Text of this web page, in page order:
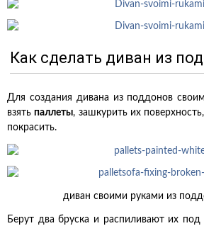
Как сделать диван из
Для создания дивана из поддонов
взятьпаллеты, зашкурить их
покрасить.
диван своими руками из
Берут два бруска и распиливают их